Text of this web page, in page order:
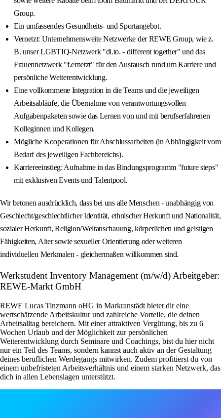
Group.
Ein umfassendes Gesundheits- und Sportangebot.
Vernetzt: Unternehmensweite Netzwerke der REWE Group, wie z.
B. unser LGBTIQ-Netzwerk "di.to. - different together" und das
Frauennetzwerk "f.ernetzt" für den Austausch rund um Karriere und
persönliche Weiterentwicklung.
Eine vollkommene Integration in die Teams und die jeweiligen
Arbeitsabläufe, die Übernahme von verantwortungsvollen
Aufgabenpaketen sowie das Lernen von und mit berufserfahrenen
Kolleginnen und Kollegen.
Mögliche Kooperationen für Abschlussarbeiten (in Abhängigkeit vom
Bedarf des jeweiligen Fachbereichs).
Karriereeinstieg: Aufnahme in das Bindungsprogramm "future steps"
mit exklusiven Events und Talentpool.
Wir betonen ausdrücklich, dass bei uns alle Menschen - unabhängig von
Geschlecht/geschlechtlicher Identität, ethnischer Herkunft und Nationalität,
sozialer Herkunft, Religion/Weltanschauung, körperlichen und geistigen
Fähigkeiten, Alter sowie sexueller Orientierung oder weiteren
individuellen Merkmalen - gleichermaßen willkommen sind.
Werkstudent Inventory Management (m/w/d) Arbeitgeber:
REWE-Markt GmbH
REWE Lucas Tinzmann oHG in Markranstädt bietet dir eine
wertschätzende Arbeitskultur und zahlreiche Vorteile, die deinen
Arbeitsalltag bereichern. Mit einer attraktiven Vergütung, bis zu 6
Wochen Urlaub und der Möglichkeit zur persönlichen
Weiterentwicklung durch Seminare und Coachings, bist du hier nicht
nur ein Teil des Teams, sondern kannst auch aktiv an der Gestaltung
deines beruflichen Werdegangs mitwirken. Zudem profitierst du von
einem unbefristeten Arbeitsverhältnis und einem starken Netzwerk, das
dich in allen Lebenslagen unterstützt.